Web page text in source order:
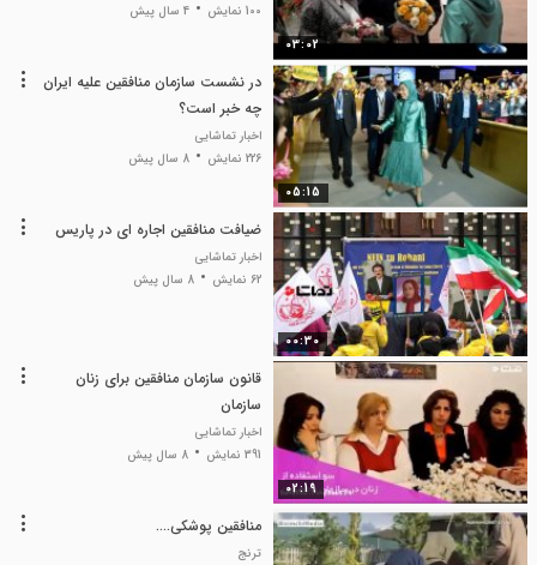
03:02
100 نمایش
4 سال پیش
05:15
در نشست سازمان منافقین علیه ایران
چه خبر است؟
اخبار تماشایی
226 نمایش
8 سال پیش
00:30
ضیافت منافقین اجاره ای در پاریس
اخبار تماشایی
62 نمایش
8 سال پیش
02:19
قانون سازمان منافقین برای زنان
سازمان
اخبار تماشایی
391 نمایش
8 سال پیش
منافقین پوشکی....
ترنج